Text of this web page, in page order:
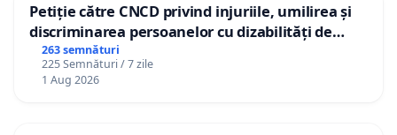
Petiție către CNCD privind injuriile, umilirea și
discriminarea persoanelor cu dizabilități de
către utilizatorul TikTok „Gorici”
263 semnături
225 Semnături / 7 zile
1 Aug 2026